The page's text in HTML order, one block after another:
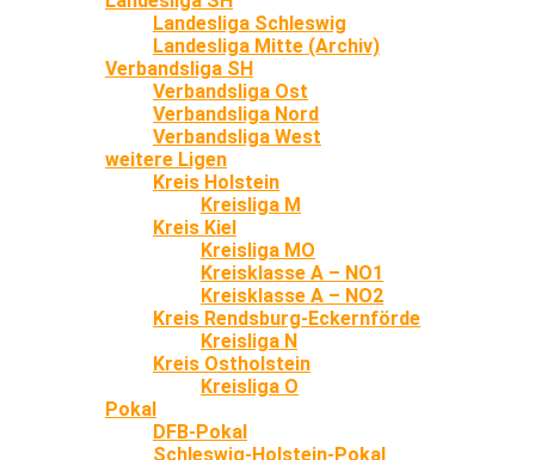
Landesliga Schleswig
Landesliga Mitte (Archiv)
Verbandsliga SH
Verbandsliga Ost
Verbandsliga Nord
Verbandsliga West
weitere Ligen
Kreis Holstein
Kreisliga M
Kreis Kiel
Kreisliga MO
Kreisklasse A – NO1
Kreisklasse A – NO2
Kreis Rendsburg-Eckernförde
Kreisliga N
Kreis Ostholstein
Kreisliga O
Pokal
DFB-Pokal
Schleswig-Holstein-Pokal